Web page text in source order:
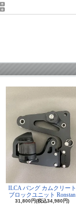
ILCA バング カムクリート
ブロックユニット Ronstan
31,800円(税込34,980円)